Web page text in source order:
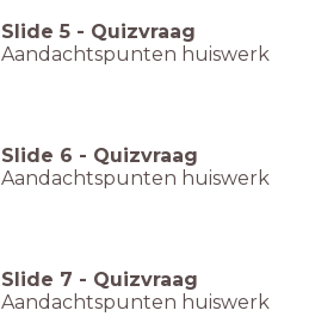
Slide 5 - Quizvraag
Aandachtspunten huiswerk
Slide 6 - Quizvraag
Aandachtspunten huiswerk
Slide 7 - Quizvraag
Aandachtspunten huiswerk